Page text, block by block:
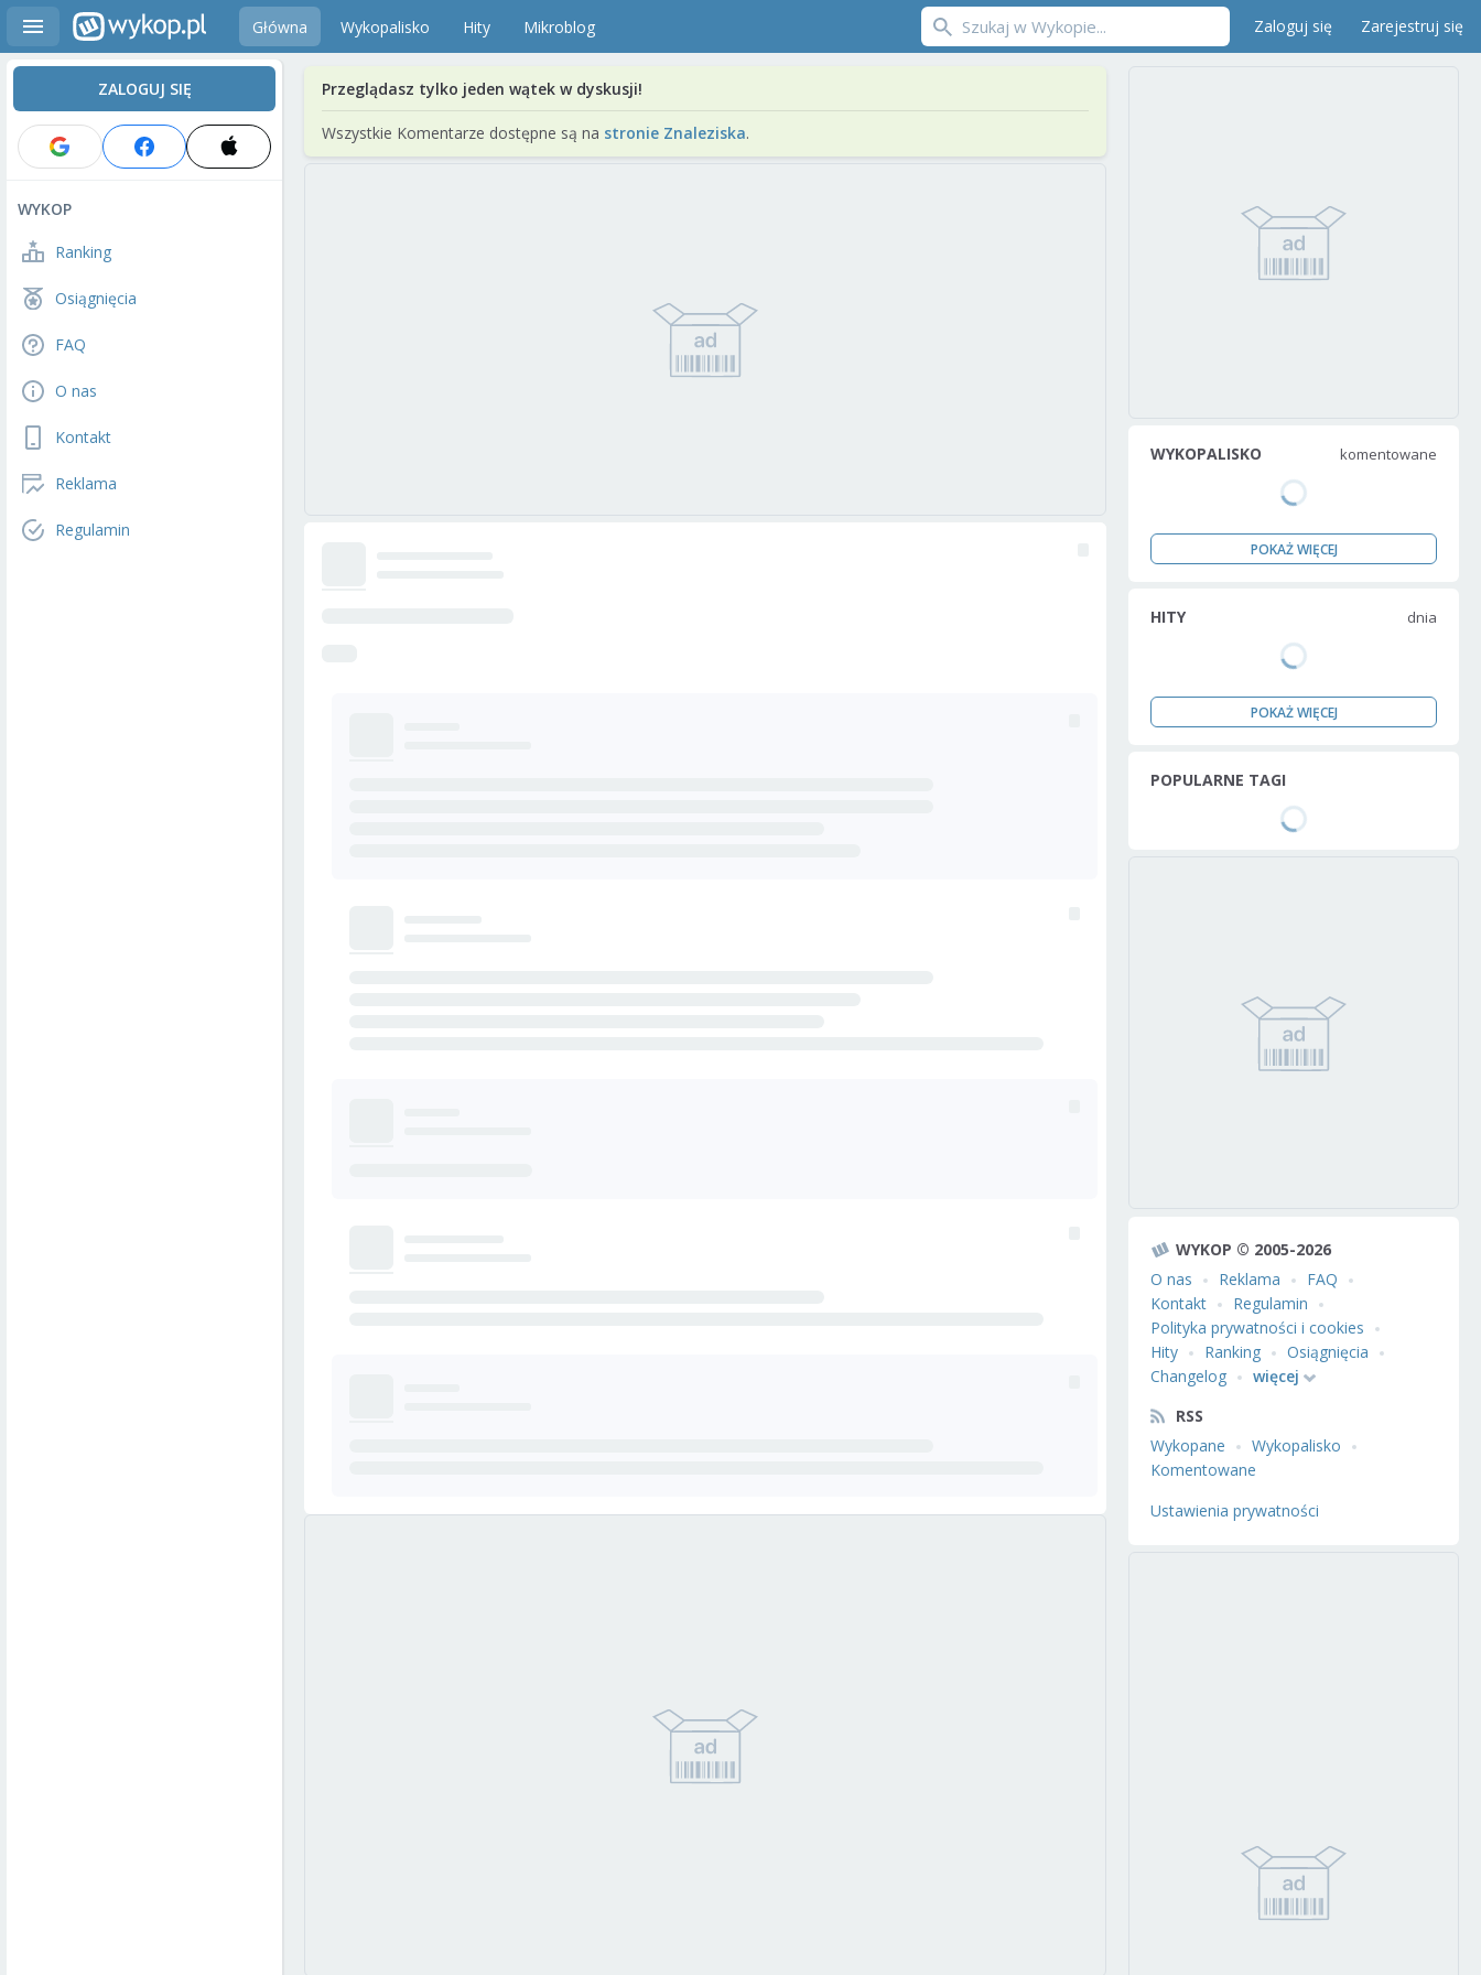
Główna Wykopalisko Hity Mikroblog Zaloguj się Zarejestruj się
ZALOGUJ SIĘ
WYKOP
Ranking
Osiągnięcia
FAQ
O nas
Kontakt
Reklama
Regulamin
Przeglądasz tylko jeden wątek w dyskusji!
Wszystkie Komentarze dostępne są na stronie Znaleziska.
WYKOPALISKO komentowane
POKAŻ WIĘCEJ
HITY dnia
POKAŻ WIĘCEJ
POPULARNE TAGI
WYKOP © 2005-2026
O nas
Reklama
FAQ
Kontakt
Regulamin
Polityka prywatności i cookies
Hity
Ranking
Osiągnięcia
Changelog
więcej
RSS
Wykopane
Wykopalisko
Komentowane
Ustawienia prywatności